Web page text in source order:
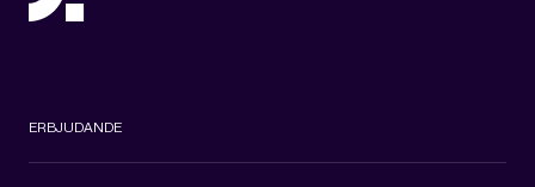
ERBJUDANDE